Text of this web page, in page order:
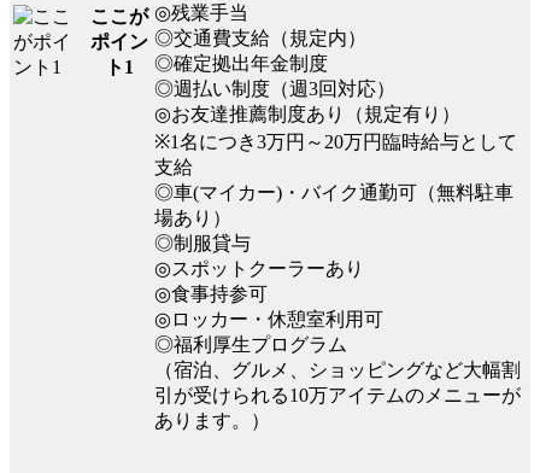
ここが
ポイン
ト1
◎残業手当
◎交通費支給（規定内）
◎確定拠出年金制度
◎週払い制度（週3回対応）
◎お友達推薦制度あり（規定有り）
※1名につき3万円～20万円臨時給与として
支給
◎車(マイカー)・バイク通勤可（無料駐車
場あり）
◎制服貸与
◎スポットクーラーあり
◎食事持参可
◎ロッカー・休憩室利用可
◎福利厚生プログラム
（宿泊、グルメ、ショッピングなど大幅割
引が受けられる10万アイテムのメニューが
あります。）